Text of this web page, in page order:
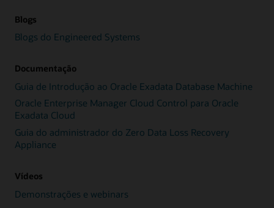
Blogs
Blogs do Engineered Systems
Documentação
Guia de Introdução ao Oracle Exadata Database Machine
Oracle Enterprise Manager Cloud Control para Oracle
Exadata Cloud
Guia do administrador do Zero Data Loss Recovery
Appliance
Vídeos
Demonstrações e webinars